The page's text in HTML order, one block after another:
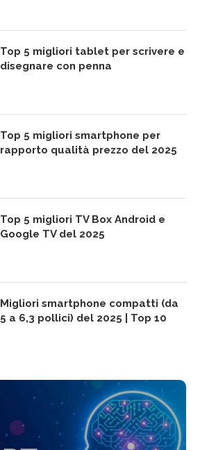
Top 5 migliori tablet per scrivere e
disegnare con penna
Top 5 migliori smartphone per
rapporto qualità prezzo del 2025
Top 5 migliori TV Box Android e
Google TV del 2025
Migliori smartphone compatti (da
5 a 6,3 pollici) del 2025 | Top 10